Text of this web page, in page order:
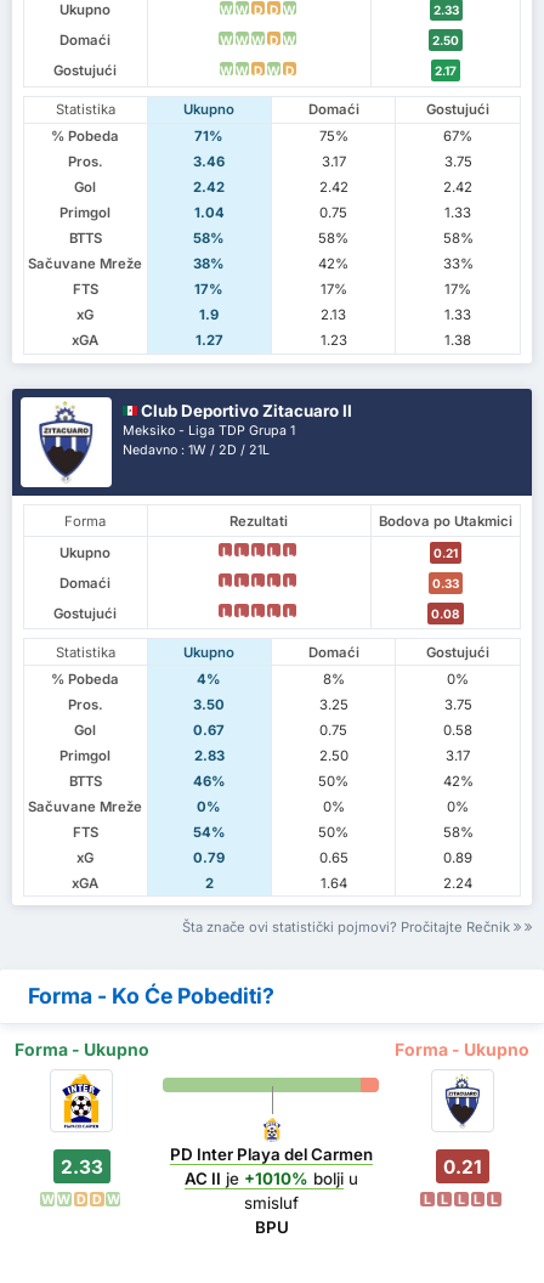
Ukupno
W W D D W 2.33
Domaći W W W D W 2.50
Gostujući W W D W D 2.17
Statistika Ukupno Domaći
Gostujući
% Pobeda
71% 75%
67%
Pros.
3.46 3.17
3.75
Gol
2.42 2.42
2.42
Primgol
1.04 0.75
1.33
BTTS
58% 58%
58%
Sačuvane Mreže
38% 42%
33%
FTS
17% 17%
17%
xG
1.9 2.13
1.33
xGA
1.27 1.23 1.38
Club Deportivo Zitacuaro II
Meksiko - Liga TDP Grupa 1
Nedavno : 1W / 2D / 21L
Forma Rezultati
Bodova po Utakmici
Ukupno
L L L L L 0.21
Domaći L L L L L 0.33
Gostujući L L L L L 0.08
Statistika Ukupno Domaći
Gostujući
% Pobeda
4% 8%
0%
Pros.
3.50 3.25
3.75
Gol
0.67 0.75
0.58
Primgol
2.83 2.50
3.17
BTTS
46% 50%
42%
Sačuvane Mreže
0% 0%
0%
FTS
54% 50%
58%
xG
0.79 0.65
0.89
xGA
2 1.64 2.24
Šta znače ovi statistički pojmovi? Pročitajte Rečnik
Forma - Ko Će Pobediti?
Forma - Ukupno Forma - Ukupno
2.33
W W D D W
PD Inter Playa del Carmen
AC II je +1010% bolji u
smisluf
BPU
0.21
L L L L L